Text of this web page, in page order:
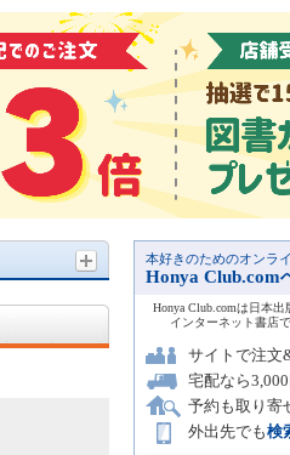
本好きのためのオンラ
Honya Club.com
Honya Club.comは日本
インターネット書店で
サイトで注文
宅配なら
予約も取り寄
外出先でも検